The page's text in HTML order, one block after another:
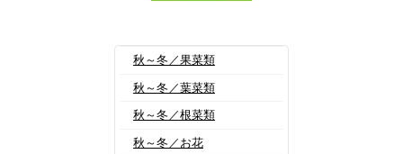
秋～冬／果菜類
秋～冬／葉菜類
秋～冬／根菜類
秋～冬／お花